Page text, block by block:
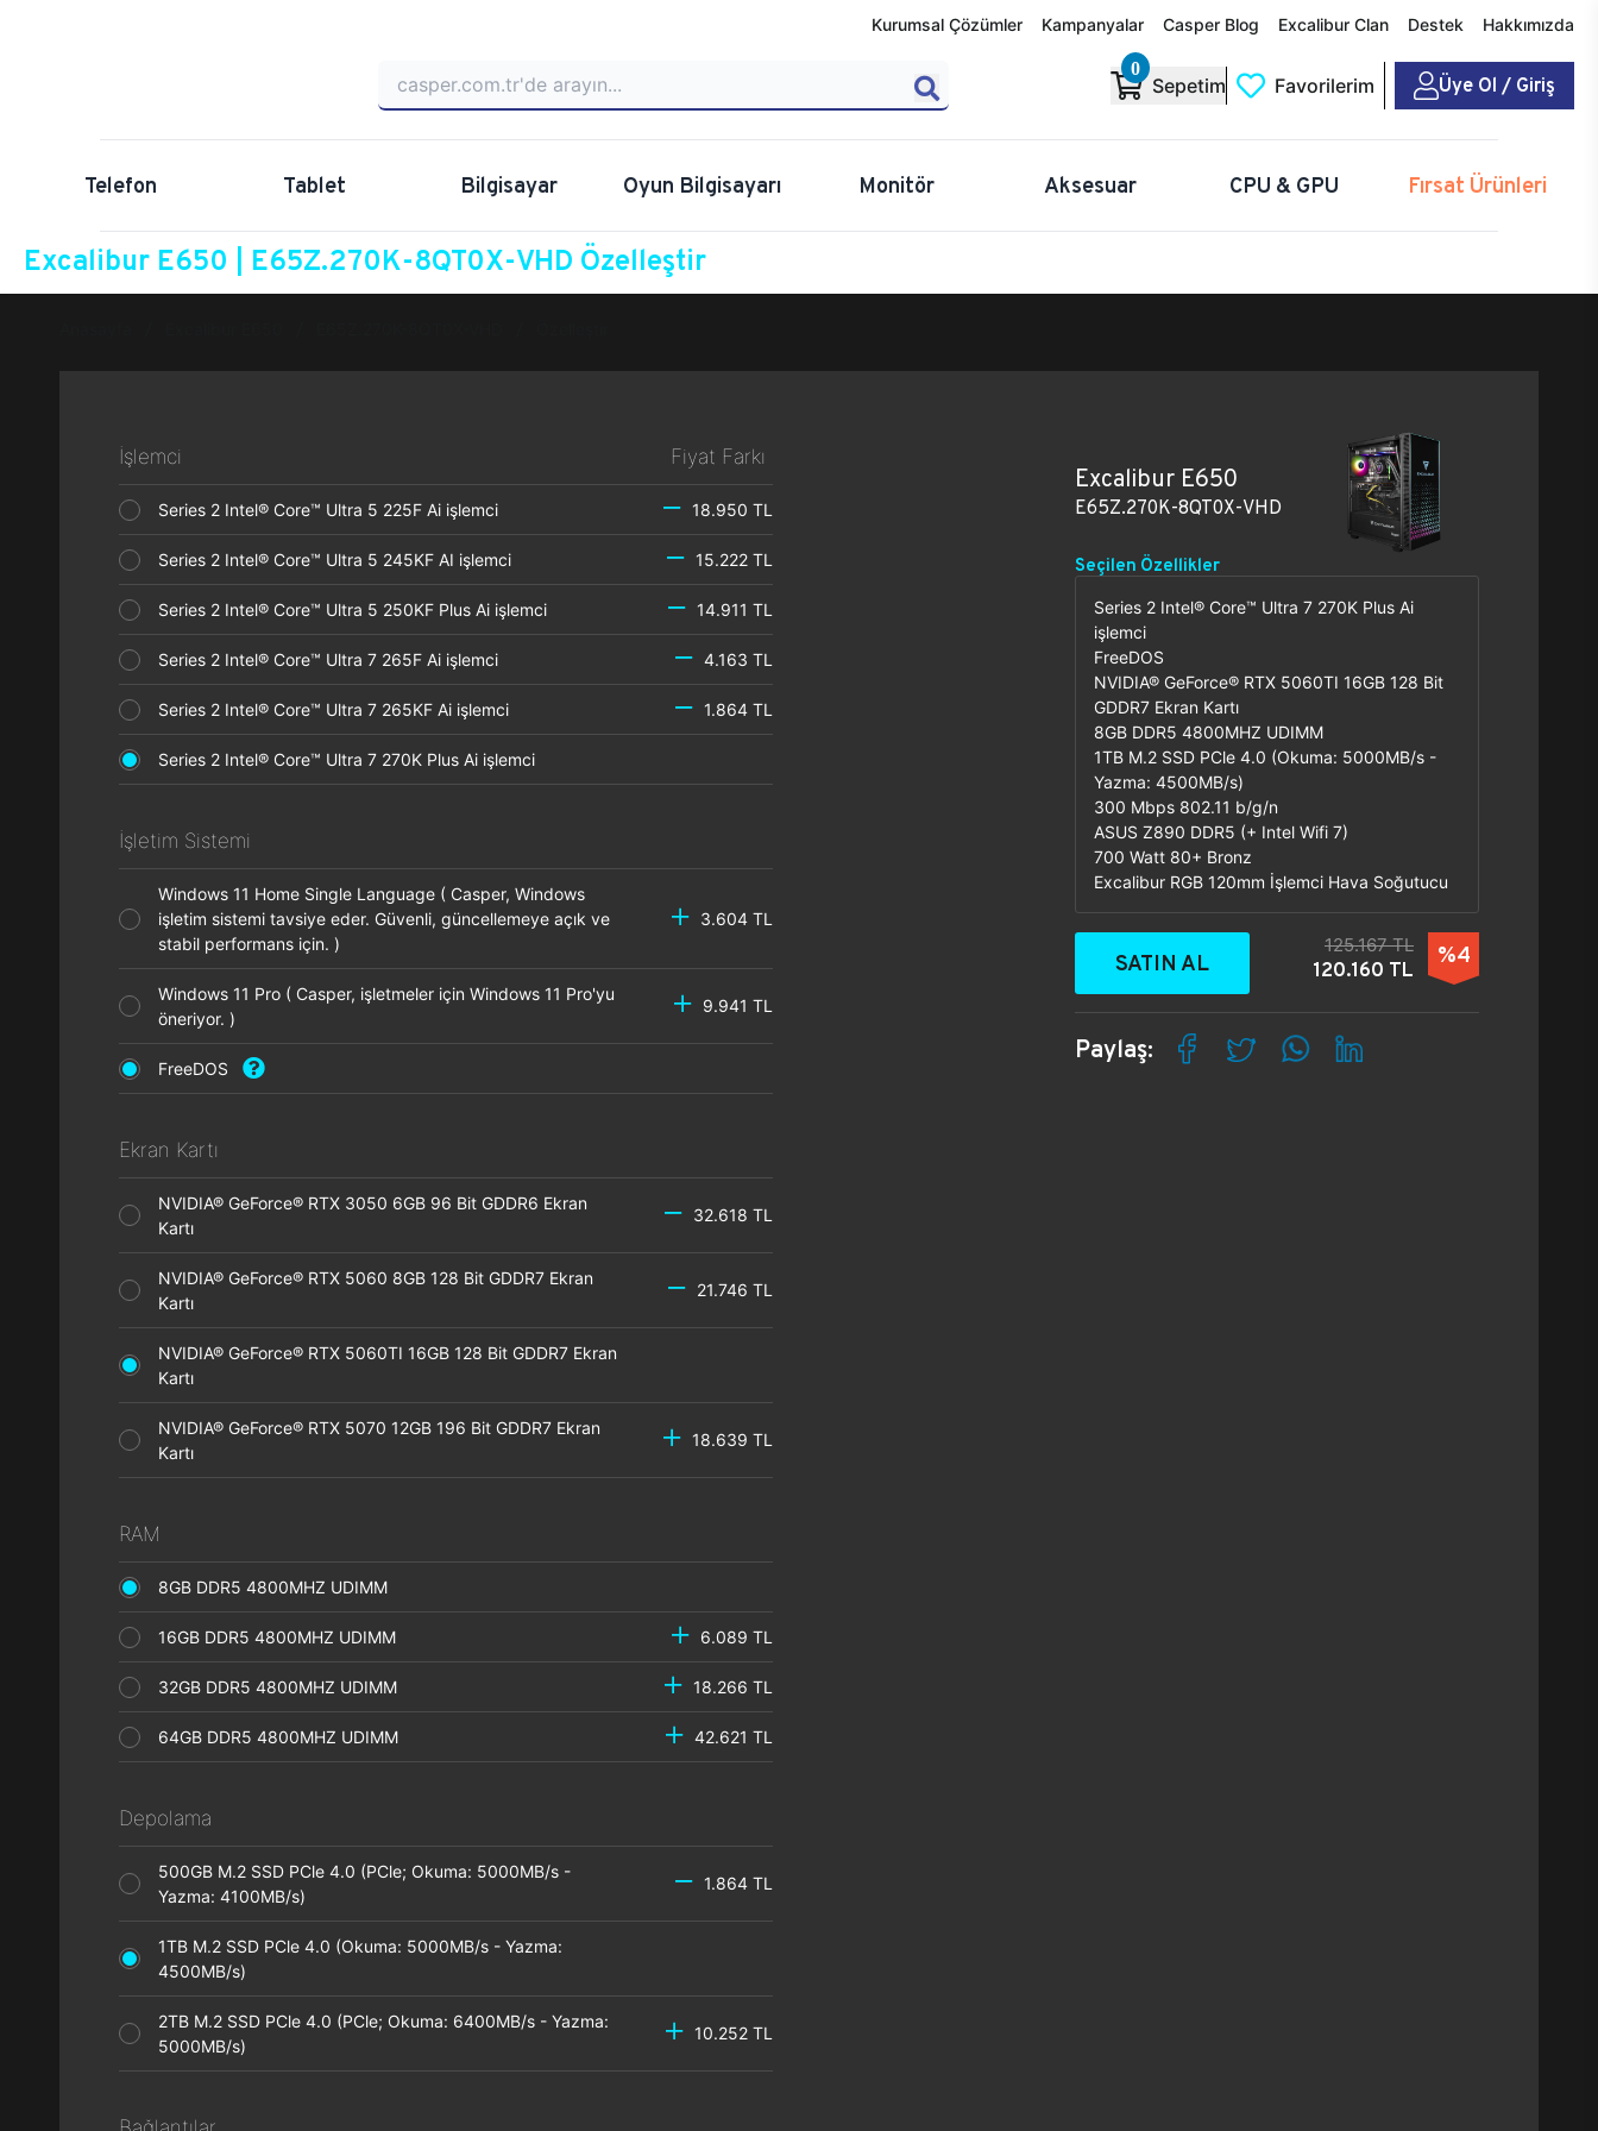
Kurumsal Çözümler Kampanyalar Casper Blog Excalibur Clan Destek Hakkımızda
0
Sepetim Favorilerim Üye Ol / Giriş
Telefon Tablet Bilgisayar Oyun Bilgisayarı Monitör Aksesuar CPU & GPU Fırsat Ürünleri
Excalibur E650 | E65Z.270K-8QT0X-VHD Özelleştir
İşlemci Fiyat Farkı
Series 2 Intel® Core™ Ultra 5 225F Ai işlemci 18.950 TL
Series 2 Intel® Core™ Ultra 5 245KF AI işlemci 15.222 TL
Series 2 Intel® Core™ Ultra 5 250KF Plus Ai işlemci 14.911 TL
Series 2 Intel® Core™ Ultra 7 265F Ai işlemci 4.163 TL
Series 2 Intel® Core™ Ultra 7 265KF Ai işlemci 1.864 TL
Series 2 Intel® Core™ Ultra 7 270K Plus Ai işlemci
İşletim Sistemi
Windows 11 Home Single Language ( Casper, Windows
işletim sistemi tavsiye eder. Güvenli, güncellemeye açık ve
stabil performans için. )
3.604 TL
Windows 11 Pro ( Casper, işletmeler için Windows 11 Pro'yu
öneriyor. )
9.941 TL
FreeDOS
Ekran Kartı
NVIDIA® GeForce® RTX 3050 6GB 96 Bit GDDR6 Ekran
Kartı
32.618 TL
NVIDIA® GeForce® RTX 5060 8GB 128 Bit GDDR7 Ekran
Kartı
21.746 TL
NVIDIA® GeForce® RTX 5060TI 16GB 128 Bit GDDR7 Ekran
Kartı
NVIDIA® GeForce® RTX 5070 12GB 196 Bit GDDR7 Ekran
Kartı
18.639 TL
RAM
8GB DDR5 4800MHZ UDIMM
16GB DDR5 4800MHZ UDIMM 6.089 TL
32GB DDR5 4800MHZ UDIMM 18.266 TL
64GB DDR5 4800MHZ UDIMM 42.621 TL
Depolama
500GB M.2 SSD PCle 4.0 (PCle; Okuma: 5000MB/s -
Yazma: 4100MB/s)
1.864 TL
1TB M.2 SSD PCle 4.0 (Okuma: 5000MB/s - Yazma:
4500MB/s)
2TB M.2 SSD PCle 4.0 (PCle; Okuma: 6400MB/s - Yazma:
5000MB/s)
10.252 TL
Excalibur E650
E65Z.270K-8QT0X-VHD
Seçilen Özellikler
Series 2 Intel® Core™ Ultra 7 270K Plus Ai
işlemci
FreeDOS
NVIDIA® GeForce® RTX 5060TI 16GB 128 Bit
GDDR7 Ekran Kartı
8GB DDR5 4800MHZ UDIMM
1TB M.2 SSD PCle 4.0 (Okuma: 5000MB/s -
Yazma: 4500MB/s)
300 Mbps 802.11 b/g/n
ASUS Z890 DDR5 (+ Intel Wifi 7)
700 Watt 80+ Bronz
Excalibur RGB 120mm İşlemci Hava Soğutucu
SATIN AL
125.167 TL
120.160 TL
%4
Paylaş: